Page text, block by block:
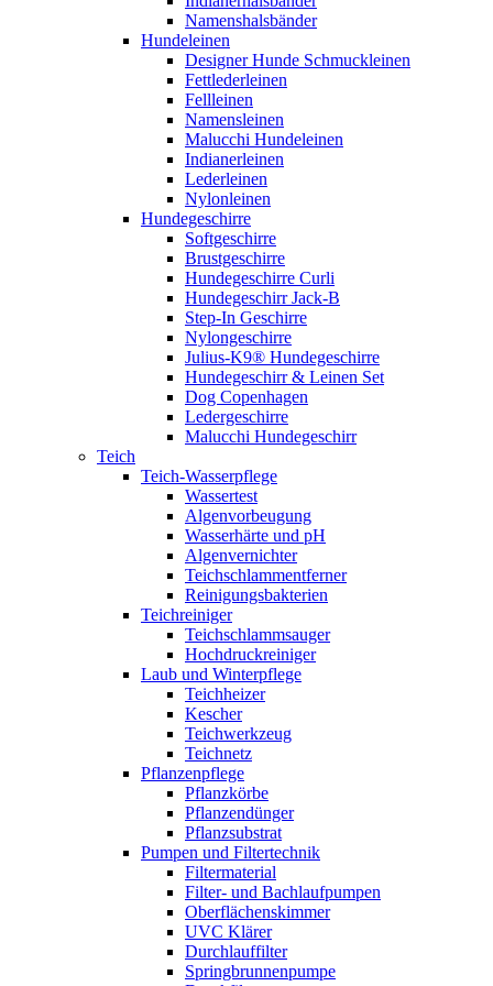
Namenshalsbänder
Hundeleinen
Designer Hunde Schmuckleinen
Fettlederleinen
Fellleinen
Namensleinen
Malucchi Hundeleinen
Indianerleinen
Lederleinen
Nylonleinen
Hundegeschirre
Softgeschirre
Brustgeschirre
Hundegeschirre Curli
Hundegeschirr Jack-B
Step-In Geschirre
Nylongeschirre
Julius-K9® Hundegeschirre
Hundegeschirr & Leinen Set
Dog Copenhagen
Ledergeschirre
Malucchi Hundegeschirr
Teich
Teich-Wasserpflege
Wassertest
Algenvorbeugung
Wasserhärte und pH
Algenvernichter
Teichschlammentferner
Reinigungsbakterien
Teichreiniger
Teichschlammsauger
Hochdruckreiniger
Laub und Winterpflege
Teichheizer
Kescher
Teichwerkzeug
Teichnetz
Pflanzenpflege
Pflanzkörbe
Pflanzendünger
Pflanzsubstrat
Pumpen und Filtertechnik
Filtermaterial
Filter- und Bachlaufpumpen
Oberflächenskimmer
UVC Klärer
Durchlauffilter
Springbrunnenpumpe